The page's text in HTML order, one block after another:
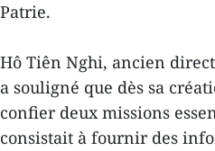
Patrie.
Hô Tiên Nghi, ancien
a souligné que dès sa
confier deux missions
consistait à fournir des